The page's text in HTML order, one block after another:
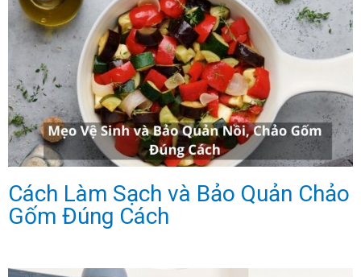
Cách Làm Sạch và Bảo Quản Chảo
Gốm Đúng Cách